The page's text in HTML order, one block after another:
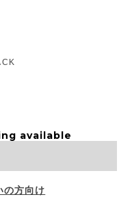
available
の方向け